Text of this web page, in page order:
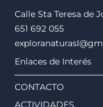
Calle Sta Teresa de
651 692 055
Enlaces de Interés
CONTACTO
ACTIVIDADES